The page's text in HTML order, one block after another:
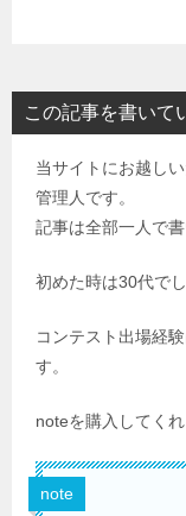
この記事を書いて
当サイトにお越し
管理人です。
記事は全部一人で書
初めた時は30代で
コンテスト出場経
す。
noteを購入してくれ
note